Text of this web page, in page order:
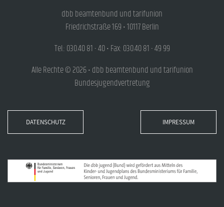
dbb beamtenbund und tarifunion
Friedrichstraße 169 • 10117 Berlin
Tel.: 030.40 81 - 40 • Fax: 030.40 81 - 49 99
Alle Rechte © 2026 • dbb beamtenbund und tarifunion
Bundesjugendvertretung
DATENSCHUTZ IMPRESSUM